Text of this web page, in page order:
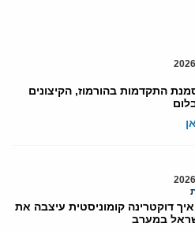
התקדמות בהורמוז, הקיצונים
דוקטרינה קומוניסטית עיצבה את
במערב